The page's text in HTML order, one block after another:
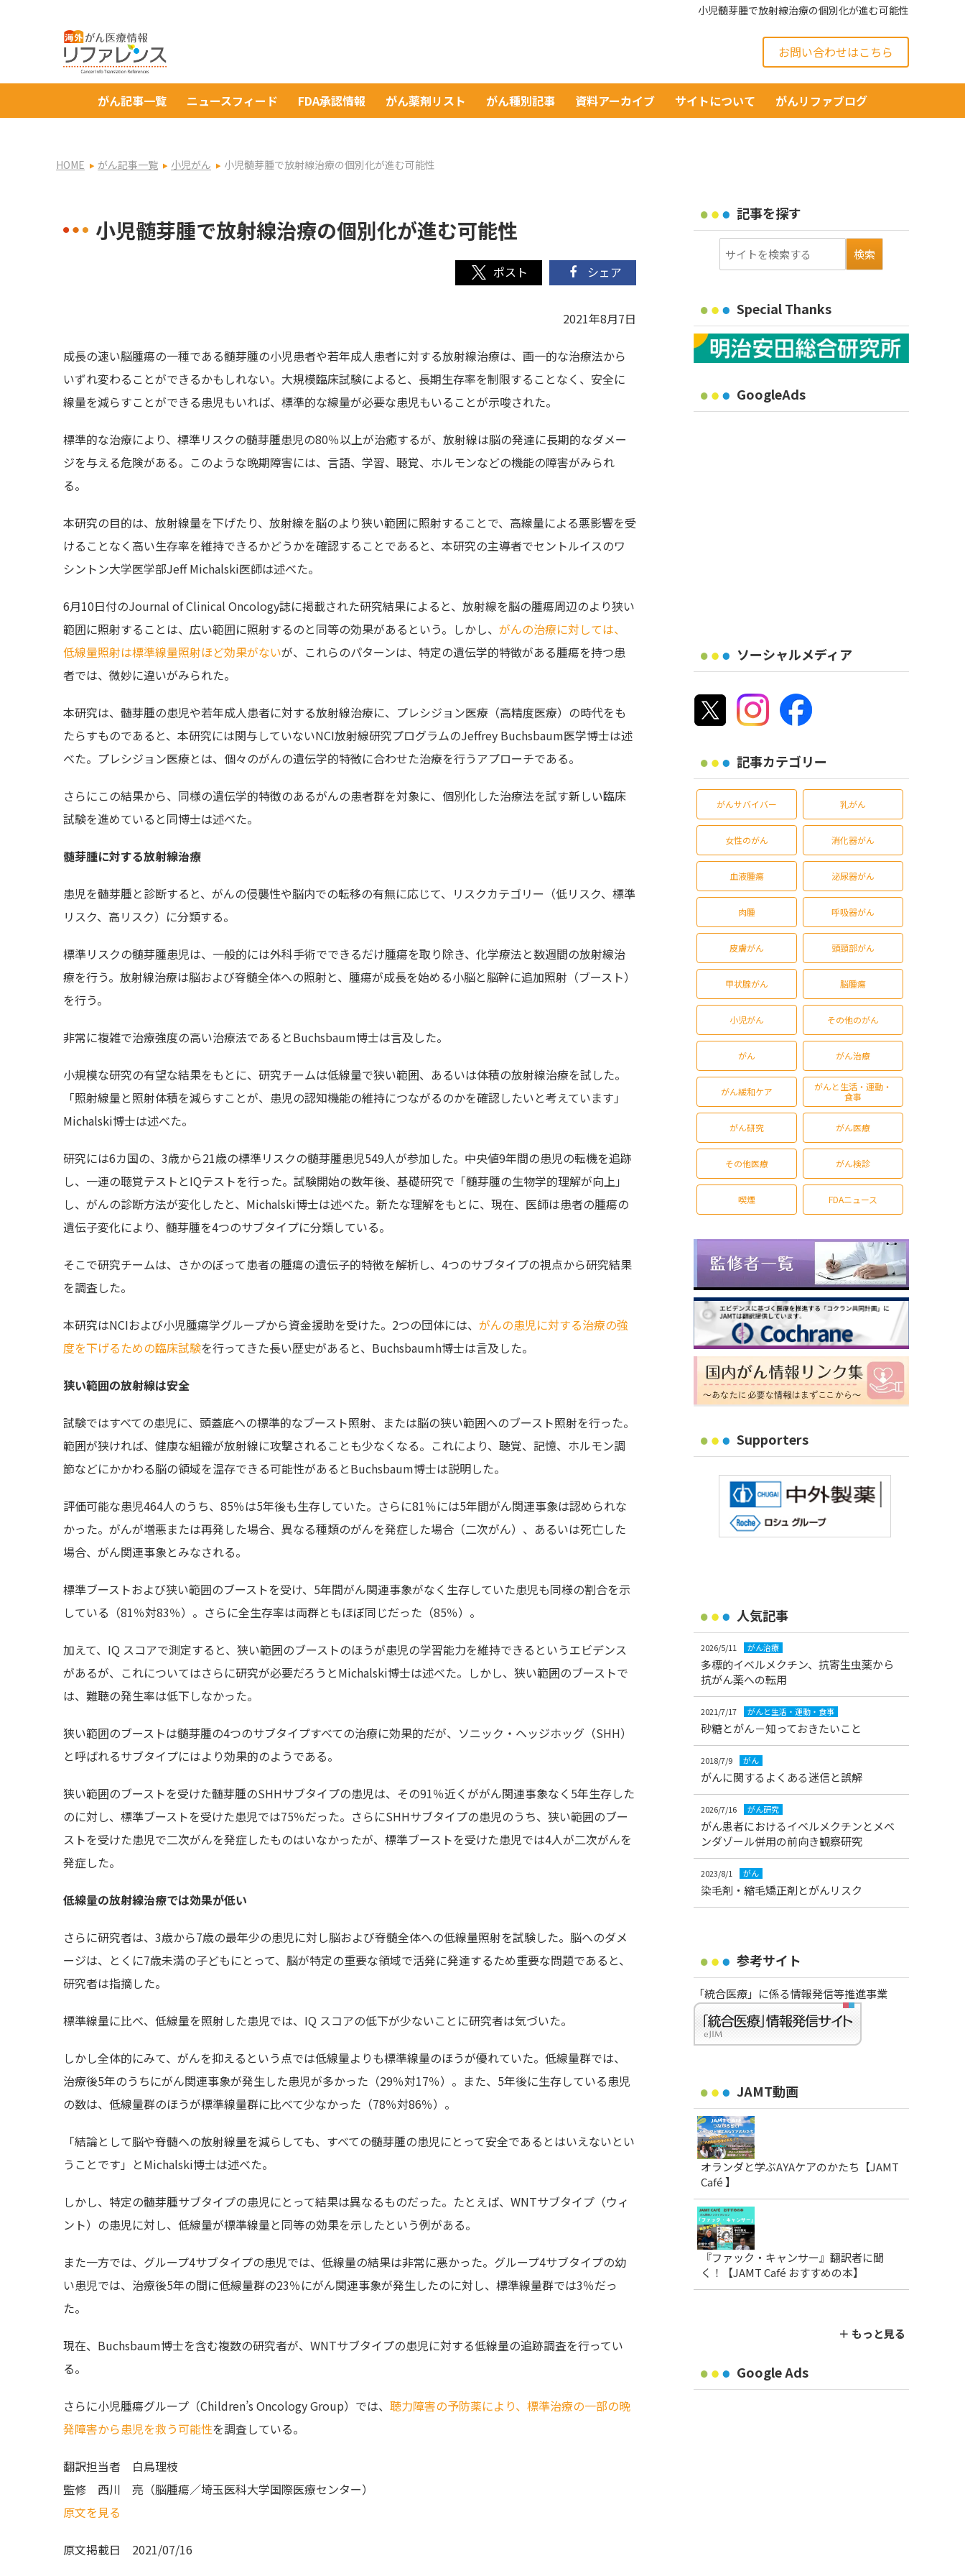
小児髄芽腫で放射線治療の個別化が進む可能性
お問い合わせはこちら
がん記事一覧 ニュースフィード FDA承認情報 がん薬剤リスト がん種別記事 資料アーカイブ サイトについて がんリファブログ
HOME がん記事一覧 小児がん 小児髄芽腫で放射線治療の個別化が進む可能性
小児髄芽腫で放射線治療の個別化が進む可能性
シェア
2021年8月7日
成長の速い脳腫瘍の一種である髄芽腫の小児患者や若年成人患者に対する放射線治療は、画一的な治療法から
いずれ変わることができるかもしれない。大規模臨床試験によると、長期生存率を制限することなく、安全に
線量を減らすことができる患児もいれば、標準的な線量が必要な患児もいることが示唆された。
標準的な治療により、標準リスクの髄芽腫患児の80％以上が治癒するが、放射線は脳の発達に長期的なダメー
ジを与える危険がある。このような晩期障害には、言語、学習、聴覚、ホルモンなどの機能の障害がみられ
る。
本研究の目的は、放射線量を下げたり、放射線を脳のより狭い範囲に照射することで、高線量による悪影響を受
けることなく高い生存率を維持できるかどうかを確認することであると、本研究の主導者でセントルイスのワ
シントン大学医学部Jeff Michalski医師は述べた。
6月10日付のJournal of Clinical Oncology誌に掲載された研究結果によると、放射線を脳の腫瘍周辺のより狭い
範囲に照射することは、広い範囲に照射するのと同等の効果があるという。しかし、 がんの治療に対しては、
低線量照射は標準線量照射ほど効果がないが、これらのパターンは、特定の遺伝学的特徴がある腫瘍を持つ患
者では、微妙に違いがみられた。
本研究は、髄芽腫の患児や若年成人患者に対する放射線治療に、プレシジョン医療（高精度医療）の時代をも
たらすものであると、本研究には関与していないNCI放射線研究プログラムのJeffrey Buchsbaum医学博士は述
べた。プレシジョン医療とは、個々のがんの遺伝学的特徴に合わせた治療を行うアプローチである。
さらにこの結果から、同様の遺伝学的特徴のあるがんの患者群を対象に、個別化した治療法を試す新しい臨床
試験を進めていると同博士は述べた。
髄芽腫に対する放射線治療
患児を髄芽腫と診断すると、がんの侵襲性や脳内での転移の有無に応じて、リスクカテゴリー（低リスク、標準
リスク、高リスク）に分類する。
標準リスクの髄芽腫患児は、一般的には外科手術でできるだけ腫瘍を取り除き、化学療法と数週間の放射線治
療を行う。放射線治療は脳および脊髄全体への照射と、腫瘍が成長を始める小脳と脳幹に追加照射（ブースト）
を行う。
非常に複雑で治療強度の高い治療法であるとBuchsbaum博士は言及した。
小規模な研究の有望な結果をもとに、研究チームは低線量で狭い範囲、あるいは体積の放射線治療を試した。
「照射線量と照射体積を減らすことが、患児の認知機能の維持につながるのかを確認したいと考えています」
Michalski博士は述べた。
研究には6カ国の、3歳から21歳の標準リスクの髄芽腫患児549人が参加した。中央値9年間の患児の転機を追跡
し、一連の聴覚テストとIQテストを行った。試験開始の数年後、基礎研究で「髄芽腫の生物学的理解が向上」
し、がんの診断方法が変化したと、Michalski博士は述べた。新たな理解をもとに、現在、医師は患者の腫瘍の
遺伝子変化により、髄芽腫を4つのサブタイプに分類している。
そこで研究チームは、さかのぼって患者の腫瘍の遺伝子的特徴を解析し、4つのサブタイプの視点から研究結果
を調査した。
本研究はNCIおよび小児腫瘍学グループから資金援助を受けた。2つの団体には、 がんの患児に対する治療の強
度を下げるための臨床試験を行ってきた長い歴史があると、Buchsbaumh博士は言及した。
狭い範囲の放射線は安全
試験ではすべての患児に、頭蓋底への標準的なブースト照射、または脳の狭い範囲へのブースト照射を行った。
範囲が狭ければ、健康な組織が放射線に攻撃されることも少なくなる。これにより、聴覚、記憶、ホルモン調
節などにかかわる脳の領域を温存できる可能性があるとBuchsbaum博士は説明した。
評価可能な患児464人のうち、85％は5年後も生存していた。さらに81％には5年間がん関連事象は認められな
かった。がんが増悪または再発した場合、異なる種類のがんを発症した場合（二次がん）、あるいは死亡した
場合、がん関連事象とみなされる。
標準ブーストおよび狭い範囲のブーストを受け、5年間がん関連事象がなく生存していた患児も同様の割合を示
している（81％対83％）。さらに全生存率は両群ともほぼ同じだった（85％）。
加えて、IQ スコアで測定すると、狭い範囲のブーストのほうが患児の学習能力を維持できるというエビデンス
があるが、これについてはさらに研究が必要だろうとMichalski博士は述べた。しかし、狭い範囲のブーストで
は、難聴の発生率は低下しなかった。
狭い範囲のブーストは髄芽腫の4つのサブタイプすべての治療に効果的だが、ソニック・ヘッジホッグ（SHH）
と呼ばれるサブタイプにはより効果的のようである。
狭い範囲のブーストを受けた髄芽腫のSHHサブタイプの患児は、その91％近くががん関連事象なく5年生存した
のに対し、標準ブーストを受けた患児では75％だった。さらにSHHサブタイプの患児のうち、狭い範囲のブー
ストを受けた患児で二次がんを発症したものはいなかったが、標準ブーストを受けた患児では4人が二次がんを
発症した。
低線量の放射線治療では効果が低い
さらに研究者は、3歳から7歳の最年少の患児に対し脳および脊髄全体への低線量照射を試験した。脳へのダメ
ージは、とくに7歳未満の子どもにとって、脳が特定の重要な領域で活発に発達するため重要な問題であると、
研究者は指摘した。
標準線量に比べ、低線量を照射した患児では、IQ スコアの低下が少ないことに研究者は気づいた。
しかし全体的にみて、がんを抑えるという点では低線量よりも標準線量のほうが優れていた。低線量群では、
治療後5年のうちにがん関連事象が発生した患児が多かった（29％対17％）。また、5年後に生存している患児
の数は、低線量群のほうが標準線量群に比べて少なかった（78％対86％）。
「結論として脳や脊髄への放射線量を減らしても、すべての髄芽腫の患児にとって安全であるとはいえないとい
うことです」とMichalski博士は述べた。
しかし、特定の髄芽腫サブタイプの患児にとって結果は異なるものだった。たとえば、WNTサブタイプ（ウィ
ント）の患児に対し、低線量が標準線量と同等の効果を示したという例がある。
また一方では、グループ4サブタイプの患児では、低線量の結果は非常に悪かった。グループ4サブタイプの幼
い患児では、治療後5年の間に低線量群の23％にがん関連事象が発生したのに対し、標準線量群では3％だっ
た。
現在、Buchsbaum博士を含む複数の研究者が、WNTサブタイプの患児に対する低線量の追跡調査を行ってい
る。
さらに小児腫瘍グループ（Children’s Oncology Group）では、 聴力障害の予防薬により、標準治療の一部の晩
発障害から患児を救う可能性を調査している。
翻訳担当者 白鳥理枝
監修 西川 亮（脳腫瘍／埼玉医科大学国際医療センター）
原文を見る
原文掲載日 2021/07/16
記事を探す
Special Thanks
GoogleAds
ソーシャルメディア
記事カテゴリー
がんサバイバー 乳がん
女性のがん 消化器がん
血液腫瘍 泌尿器がん
肉腫 呼吸器がん
皮膚がん 頭頸部がん
甲状腺がん 脳腫瘍
小児がん その他のがん
がん がん治療
がん緩和ケア
がんと生活・運動・
食事
がん研究 がん医療
その他医療 がん検診
喫煙 FDAニュース
Supporters
人気記事
2026/5/11 がん治療
多標的イベルメクチン、抗寄生虫薬から
抗がん薬への転用
2021/7/17 がんと生活・運動・食事
砂糖とがん－知っておきたいこと
2018/7/9 がん
がんに関するよくある迷信と誤解
2026/7/16 がん研究
がん患者におけるイベルメクチンとメベ
ンダゾール併用の前向き観察研究
2023/8/1 がん
染毛剤・縮毛矯正剤とがんリスク
参考サイト
「統合医療」に係る情報発信等推進事業
JAMT動画
オランダと学ぶAYAケアのかたち【JAMT
Café 】
『ファック・キャンサー』翻訳者に聞
く！【JAMT Café おすすめの本】
＋ もっと見る
Google Ads